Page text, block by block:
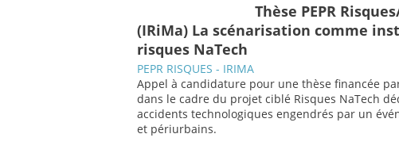
Thèse PEPR
(IRiMa) La scénarisation comme
risques NaTech
PEPR RISQUES - IRIMA
Appel à candidature pour une thèse financée par
dans le cadre du projet ciblé Risques NaTech
accidents technologiques engendrés par un
et périurbains.